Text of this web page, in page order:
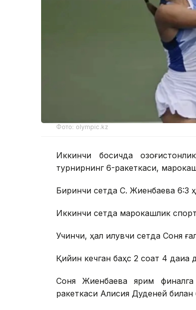
Фото: olympic.kz
Иккинчи босқичда
турнирнинг 6-ракеткаси,
Биринчи сетда С. Жиенбаева 6:3
Иккинчи сетда марокашлик
Учинчи, ҳал қилувчи сетда Соня
Қийин кечган баҳс 2 соат 4
Соня Жиенбаева ярим
ракеткаси Алисия Дуденей